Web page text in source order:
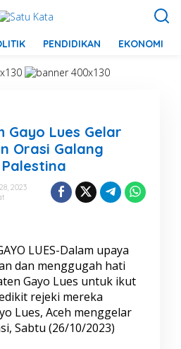
PENDIDIKAN EKONOMI
Gayo Lues Gelar
Orasi Galang
2023
LUES-Dalam upaya
dan menggugah hati
Gayo Lues untuk ikut
rejeki mereka
Lues, Aceh menggelar
Sabtu (26/10/2023)